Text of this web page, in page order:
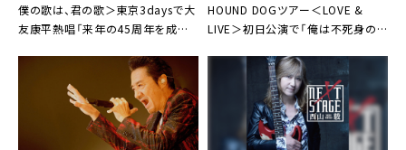
僕の歌は、君の歌＞東京3daysで大
友康平熱唱「来年の45周年を成功
HOUND DOGツアー＜LOVE &
LIVE＞初日公演で「俺は不死身の